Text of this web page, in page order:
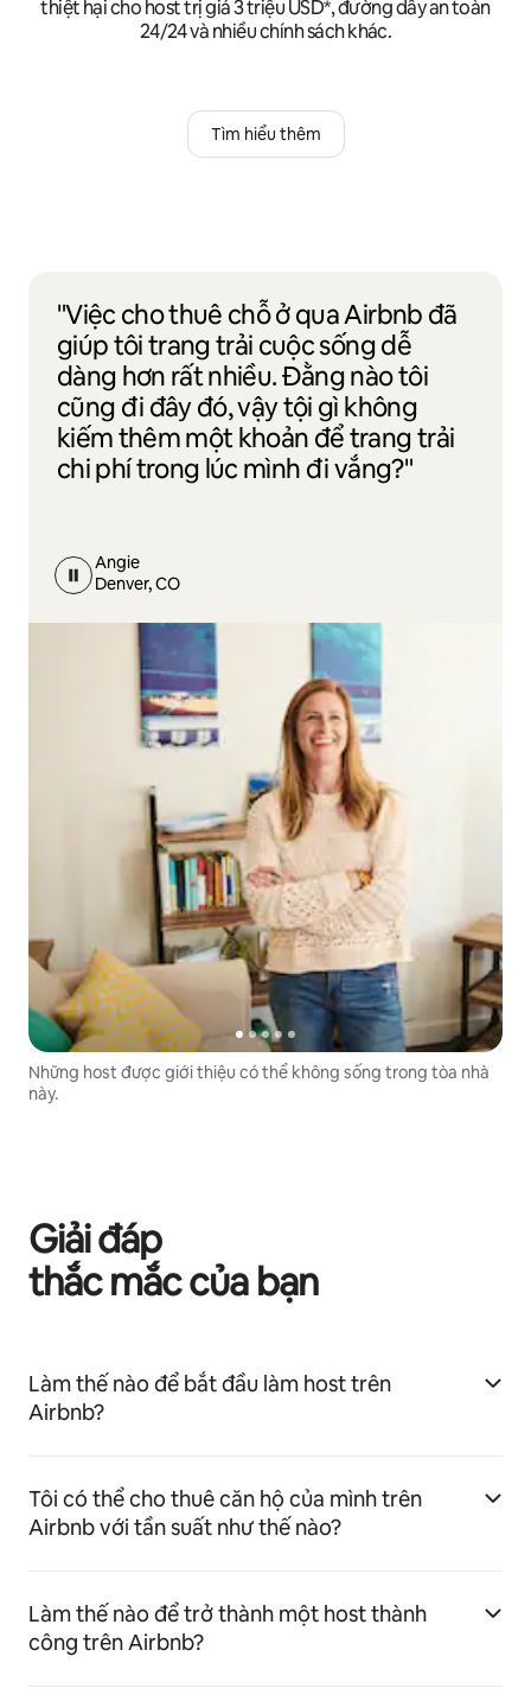
thiệt hại cho host trị giá 3 triệu USD*, đường dây an toàn
24/24 và nhiều chính sách khác.
Tìm hiểu thêm
"Việc cho thuê chỗ ở qua Airbnb đã
giúp tôi trang trải cuộc sống dễ
dàng hơn rất nhiều. Đằng nào tôi
cũng đi đây đó, vậy tội gì không
kiếm thêm một khoản để trang trải
chi phí trong lúc mình đi vắng?"
Angie
Denver, CO
Những host được giới thiệu có thể không sống trong tòa nhà
này.
Giải đáp
thắc mắc của bạn
Làm thế nào để bắt đầu làm host trên
Airbnb?
Tôi có thể cho thuê căn hộ của mình trên
Airbnb với tần suất như thế nào?
Làm thế nào để trở thành một host thành
công trên Airbnb?